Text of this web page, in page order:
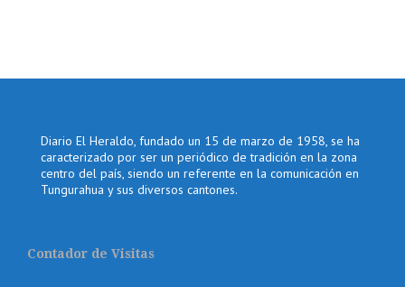
Diario El Heraldo, fundado un 15 de marzo de 1958, se ha
caracterizado por ser un periódico de tradición en la zona
centro del país, siendo un referente en la comunicación en
Tungurahua y sus diversos cantones.
Contador de Visitas